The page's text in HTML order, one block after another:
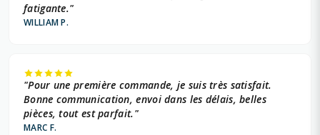
fatigante."
WILLIAM P.
"Pour une première commande, je suis très satisfait.
Bonne communication, envoi dans les délais, belles
pièces, tout est parfait."
MARC F.